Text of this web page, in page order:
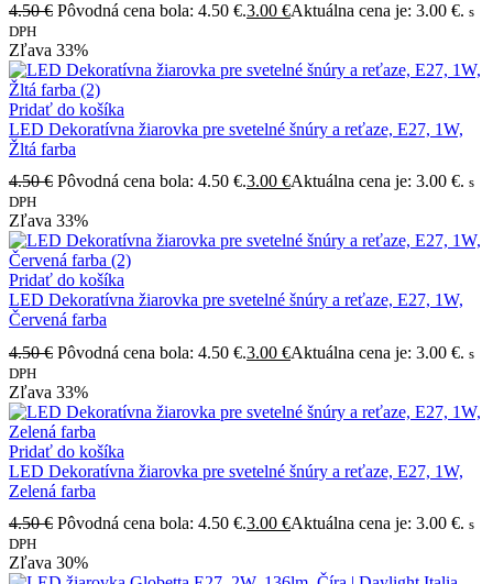
4.50€ Pôvodná cena bola: 4.50 €.3.00 €Aktuálna cena je: 3.00 €. s
DPH
Zľava 33%
Pridať do košíka
LED Dekoratívna žiarovka pre svetelné šnúry a reťaze, E27, 1W,
Žltá farba
4.50€ Pôvodná cena bola: 4.50 €.3.00 €Aktuálna cena je: 3.00 €. s
DPH
Zľava 33%
Pridať do košíka
LED Dekoratívna žiarovka pre svetelné šnúry a reťaze, E27, 1W,
Červená farba
4.50€ Pôvodná cena bola: 4.50 €.3.00 €Aktuálna cena je: 3.00 €. s
DPH
Zľava 33%
Pridať do košíka
LED Dekoratívna žiarovka pre svetelné šnúry a reťaze, E27, 1W,
Zelená farba
4.50€ Pôvodná cena bola: 4.50 €.3.00 €Aktuálna cena je: 3.00 €. s
DPH
Zľava 30%